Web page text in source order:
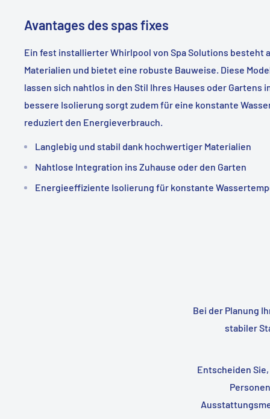
Avantages des spas fixes
Ein fest installierter Whirlpool von Spa Solutions besteht
Materialien und bietet eine robuste Bauweise. Diese
lassen sich nahtlos in den Stil Ihres Hauses oder Gartens
bessere Isolierung sorgt zudem für eine konstante
reduziert den Energieverbrauch.
Langlebig und stabil dank hochwertiger Materialien
Nahtlose Integration ins Zuhause oder den Garten
Energieeffiziente Isolierung für konstante
Bei der Planung
stabiler
Entscheiden